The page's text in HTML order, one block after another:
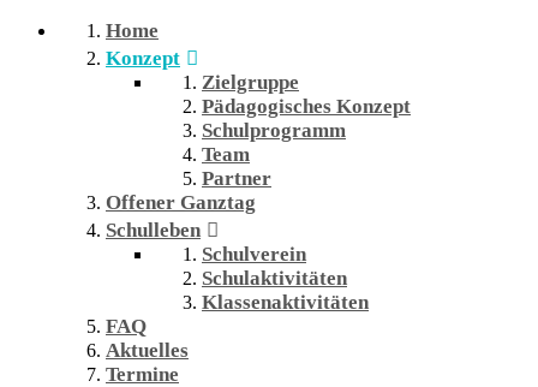
Home
Konzept
Zielgruppe
Pädagogisches Konzept
Schulprogramm
Team
Partner
Offener Ganztag
Schulleben
Schulverein
Schulaktivitäten
Klassenaktivitäten
FAQ
Aktuelles
Termine